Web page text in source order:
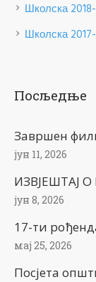
Школска
Школска
Посљедње
Завршен
јун 11, 2026
ИЗВЈЕШТАЈ
јун 8, 2026
17-ти
мај 25, 2026
Посјета